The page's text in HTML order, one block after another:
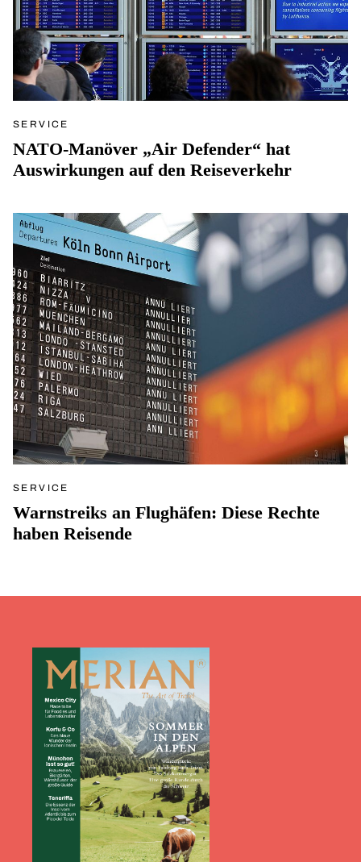
SERVICE
NATO-Manöver „Air Defender“ hat
Auswirkungen auf den Reiseverkehr
SERVICE
Warnstreiks an Flughäfen: Diese Rechte
haben Reisende